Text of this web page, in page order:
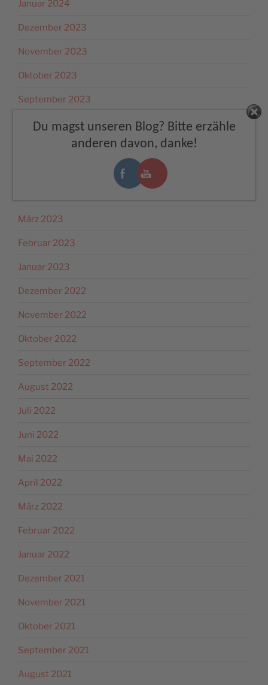
Januar 2024
Dezember 2023
November 2023
Oktober 2023
September 2023
August 2023
März 2023
Februar 2023
Januar 2023
Dezember 2022
November 2022
Oktober 2022
September 2022
August 2022
Juli 2022
Juni 2022
Mai 2022
April 2022
März 2022
Februar 2022
Januar 2022
Dezember 2021
November 2021
Oktober 2021
September 2021
August 2021
Du magst unseren Blog? Bitte erzähle
anderen davon, danke!
Facebook